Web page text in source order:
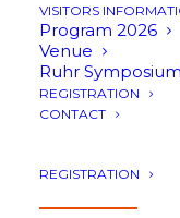
VISITORS
Program 2026
Venue
Ruhr
REGISTRATION
CONTACT
REGISTRATION